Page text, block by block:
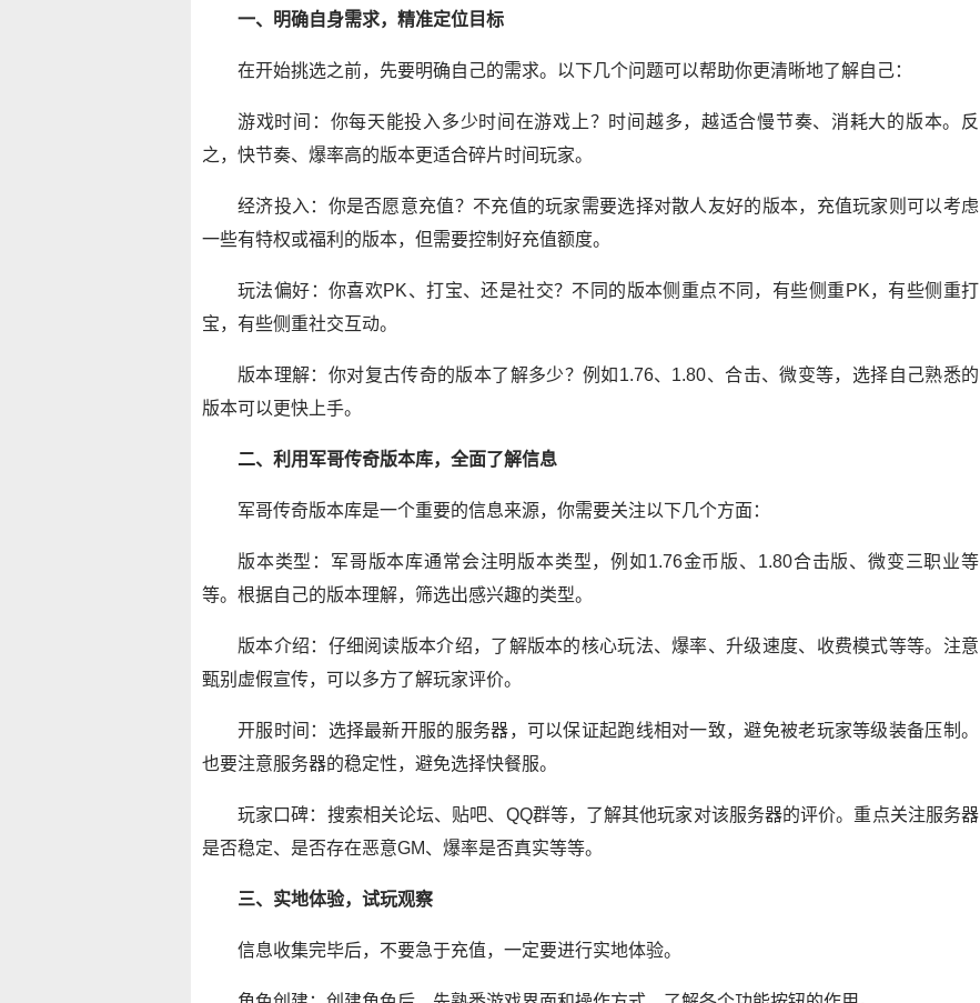
一、明确自身需求，精准定位目标
在开始挑选之前，先要明确自己的需求。以下几个问题可以帮助你更清晰地了解自己：
游戏时间：你每天能投入多少时间在游戏上？时间越多，越适合慢节奏、消耗大的版本。反
之，快节奏、爆率高的版本更适合碎片时间玩家。
经济投入：你是否愿意充值？不充值的玩家需要选择对散人友好的版本，充值玩家则可以考虑
一些有特权或福利的版本，但需要控制好充值额度。
玩法偏好：你喜欢PK、打宝、还是社交？不同的版本侧重点不同，有些侧重PK，有些侧重打
宝，有些侧重社交互动。
版本理解：你对复古传奇的版本了解多少？例如1.76、1.80、合击、微变等，选择自己熟悉的
版本可以更快上手。
二、利用军哥传奇版本库，全面了解信息
军哥传奇版本库是一个重要的信息来源，你需要关注以下几个方面：
版本类型：军哥版本库通常会注明版本类型，例如1.76金币版、1.80合击版、微变三职业等
等。根据自己的版本理解，筛选出感兴趣的类型。
版本介绍：仔细阅读版本介绍，了解版本的核心玩法、爆率、升级速度、收费模式等等。注意
甄别虚假宣传，可以多方了解玩家评价。
开服时间：选择最新开服的服务器，可以保证起跑线相对一致，避免被老玩家等级装备压制。
也要注意服务器的稳定性，避免选择快餐服。
玩家口碑：搜索相关论坛、贴吧、QQ群等，了解其他玩家对该服务器的评价。重点关注服务器
是否稳定、是否存在恶意GM、爆率是否真实等等。
三、实地体验，试玩观察
信息收集完毕后，不要急于充值，一定要进行实地体验。